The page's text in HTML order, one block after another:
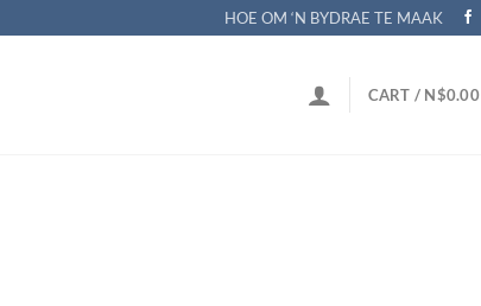
HOE OM ‘N BYDRAE TE MAAK
CART / N$0.00